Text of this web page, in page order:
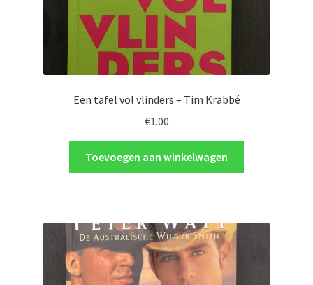
Een tafel vol vlinders – Tim Krabbé
€1.00
Toevoegen aan winkelwagen